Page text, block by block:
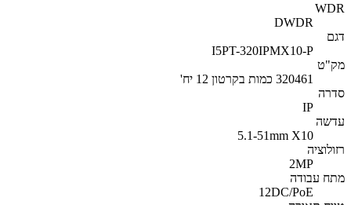
WDR
DWDR
דגם
I5PT-320IPMX10-P
מק"ט
320461 כמות בקרטון 12 יח'
סדרה
IP
עדשה
5.1-51mm X10
רזולוציה
2MP
מתח עבודה
12DC/PoE